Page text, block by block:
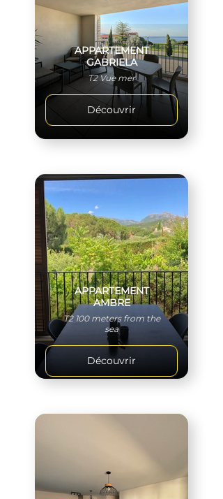
APPARTEMENT
GABRIELA
T2 Vue mer
Découvrir
APPARTEMENT
AMBRE
T2 100 meters from the
sea
Découvrir